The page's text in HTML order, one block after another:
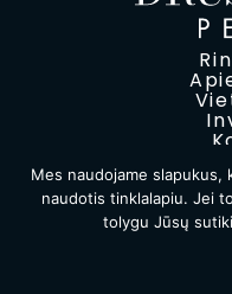
2026 Druskonių
Mes naudojame
naudotis tinklalapiu. Jei
tolygu Jūsų